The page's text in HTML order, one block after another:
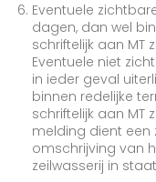
Eventuele
dagen, dan wel
schriftelijk aan MT
Eventuele niet
in ieder geval
binnen redelijke
schriftelijk aan MT
melding dient een
omschrijving van
zeilwasserij in